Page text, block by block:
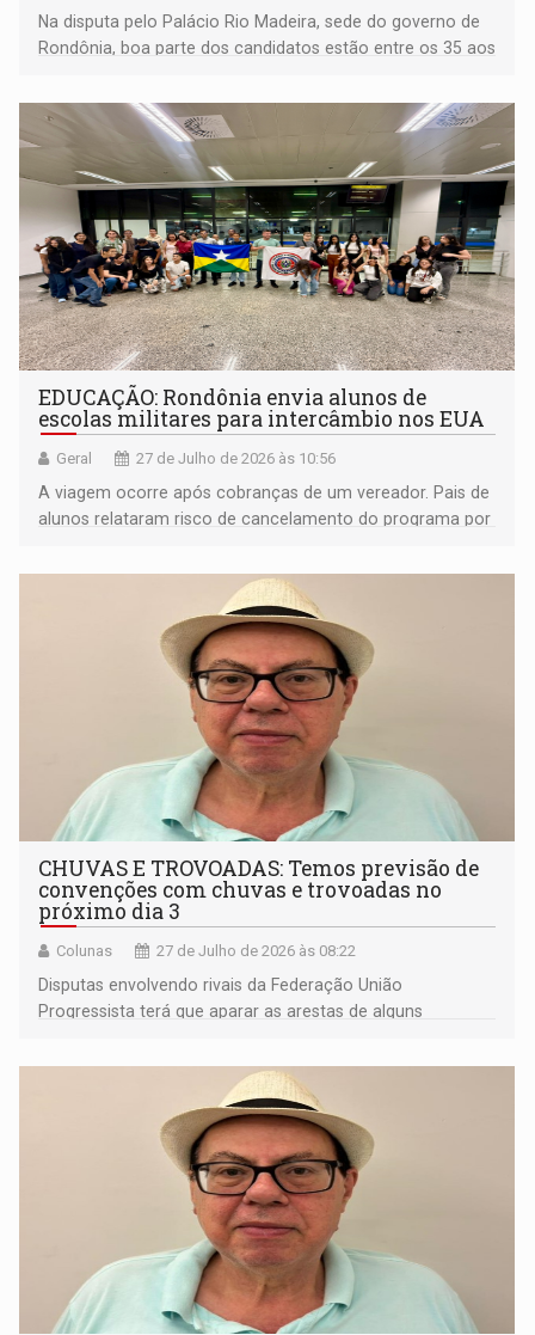
Na disputa pelo Palácio Rio Madeira, sede do governo de
Rondônia, boa parte dos candidatos estão entre os 35 aos
EDUCAÇÃO: Rondônia envia alunos de
escolas militares para intercâmbio nos EUA
Geral 27 de Julho de 2026 às 10:56
A viagem ocorre após cobranças de um vereador. Pais de
alunos relataram risco de cancelamento do programa por
CHUVAS E TROVOADAS: Temos previsão de
convenções com chuvas e trovoadas no
próximo dia 3
Colunas 27 de Julho de 2026 às 08:22
Disputas envolvendo rivais da Federação União
Progressista terá que aparar as arestas de alguns